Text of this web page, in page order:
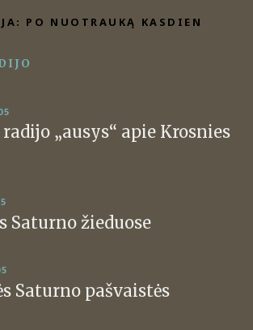
PO NUOTRAUKĄ KASDIEN
„ausys“ apie Krosnies
Saturno žieduose
Saturno pašvaistės